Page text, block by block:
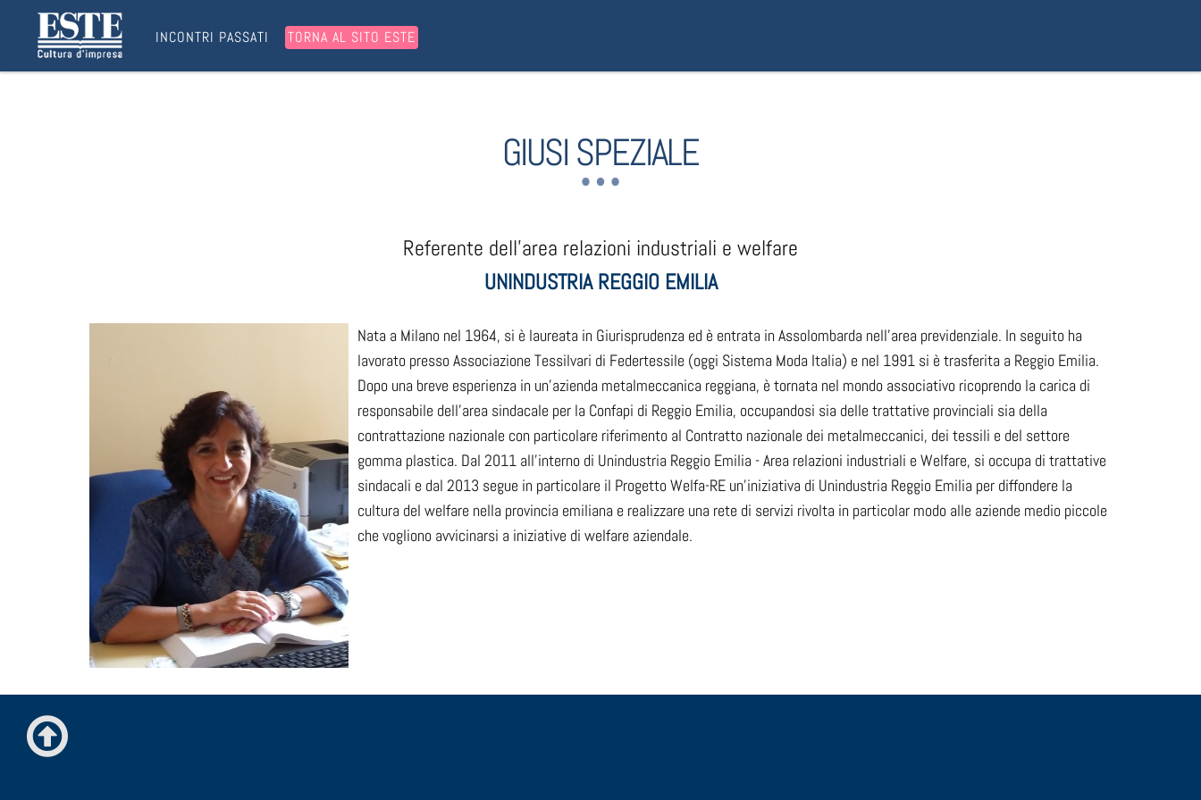
INCONTRI PASSATI TORNA AL SITO ESTE
GIUSI SPEZIALE
Referente dell’area relazioni industriali e welfare
UNINDUSTRIA REGGIO EMILIA
Nata a Milano nel 1964, si è laureata in Giurisprudenza ed è entrata in Assolombarda nell’area previdenziale. In seguito ha
lavorato presso Associazione Tessilvari di Federtessile (oggi Sistema Moda Italia) e nel 1991 si è trasferita a Reggio Emilia.
Dopo una breve esperienza in un’azienda metalmeccanica reggiana, è tornata nel mondo associativo ricoprendo la carica di
responsabile dell’area sindacale per la Confapi di Reggio Emilia, occupandosi sia delle trattative provinciali sia della
contrattazione nazionale con particolare riferimento al Contratto nazionale dei metalmeccanici, dei tessili e del settore
gomma plastica. Dal 2011 all’interno di Unindustria Reggio Emilia - Area relazioni industriali e Welfare, si occupa di trattative
sindacali e dal 2013 segue in particolare il Progetto Welfa-RE un’iniziativa di Unindustria Reggio Emilia per diffondere la
cultura del welfare nella provincia emiliana e realizzare una rete di servizi rivolta in particolar modo alle aziende medio piccole
che vogliono avvicinarsi a iniziative di welfare aziendale.